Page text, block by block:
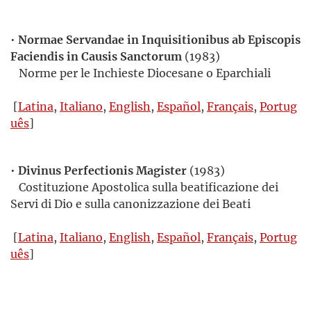
• Normae Servandae in Inquisitionibus ab Episcopis
Faciendis in Causis Sanctorum (1983)
Norme per le Inchieste Diocesane o Eparchiali
[Latina, Italiano, English, Español, Français, Portug
uês]
• Divinus Perfectionis Magister (1983)
Costituzione Apostolica sulla beatificazione dei
Servi di Dio e sulla canonizzazione dei Beati
[Latina, Italiano, English, Español, Français, Portug
uês]